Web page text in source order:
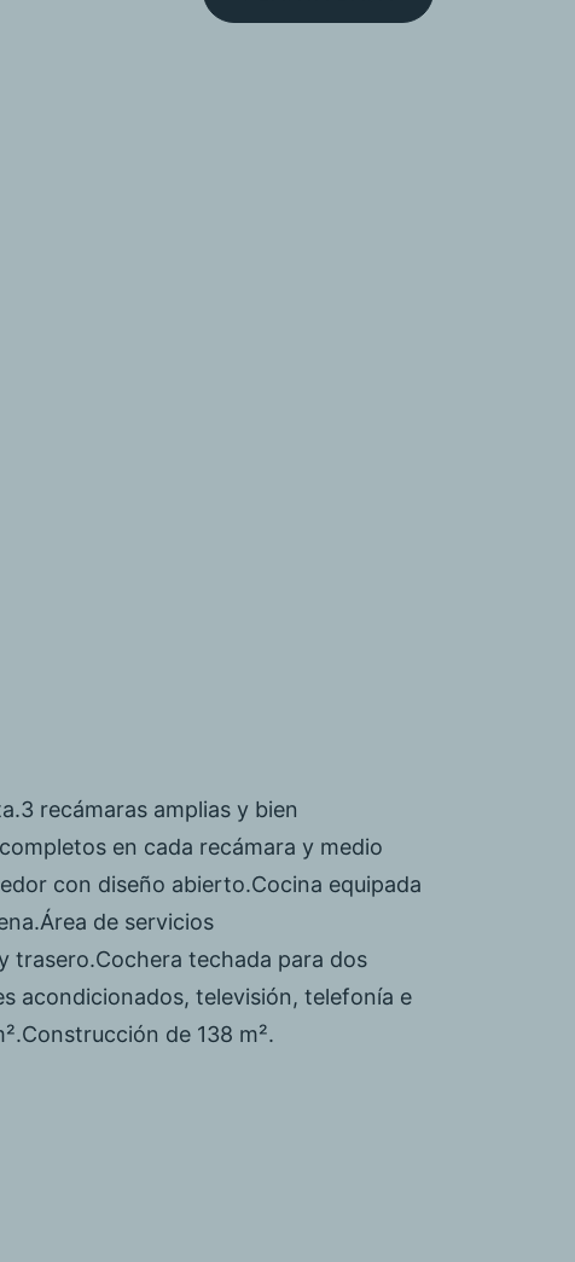
recámaras amplias y bien
en cada recámara y medio
con diseño abierto.Cocina equipada
de servicios
trasero.Cochera techada para dos
acondicionados, televisión, telefonía e
de 138 m².